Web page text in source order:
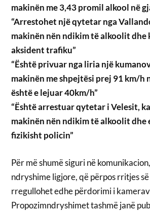
makinën me 3,43 promil alkool në
“Arrestohet një qytetar nga
makinën nën ndikim të alkoolit dhe
aksident trafiku”
“Është privuar nga liria një
makinën me shpejtësi prej 91 km/h
është e lejuar 40km/h”
“Është arrestuar qytetar i Velesit,
makinën nën ndikim të alkoolit dhe
fizikisht policin”
Për më shumë siguri në
ndryshime ligjore, që përpos rritjes
rregullohet edhe përdorimi i
Propozimndryshimet tashmë janë